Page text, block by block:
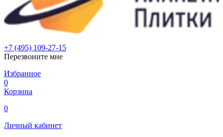
+7 (495) 109-27-15
Перезвоните мне
Избранное
0
Корзина
0
Личный кабинет